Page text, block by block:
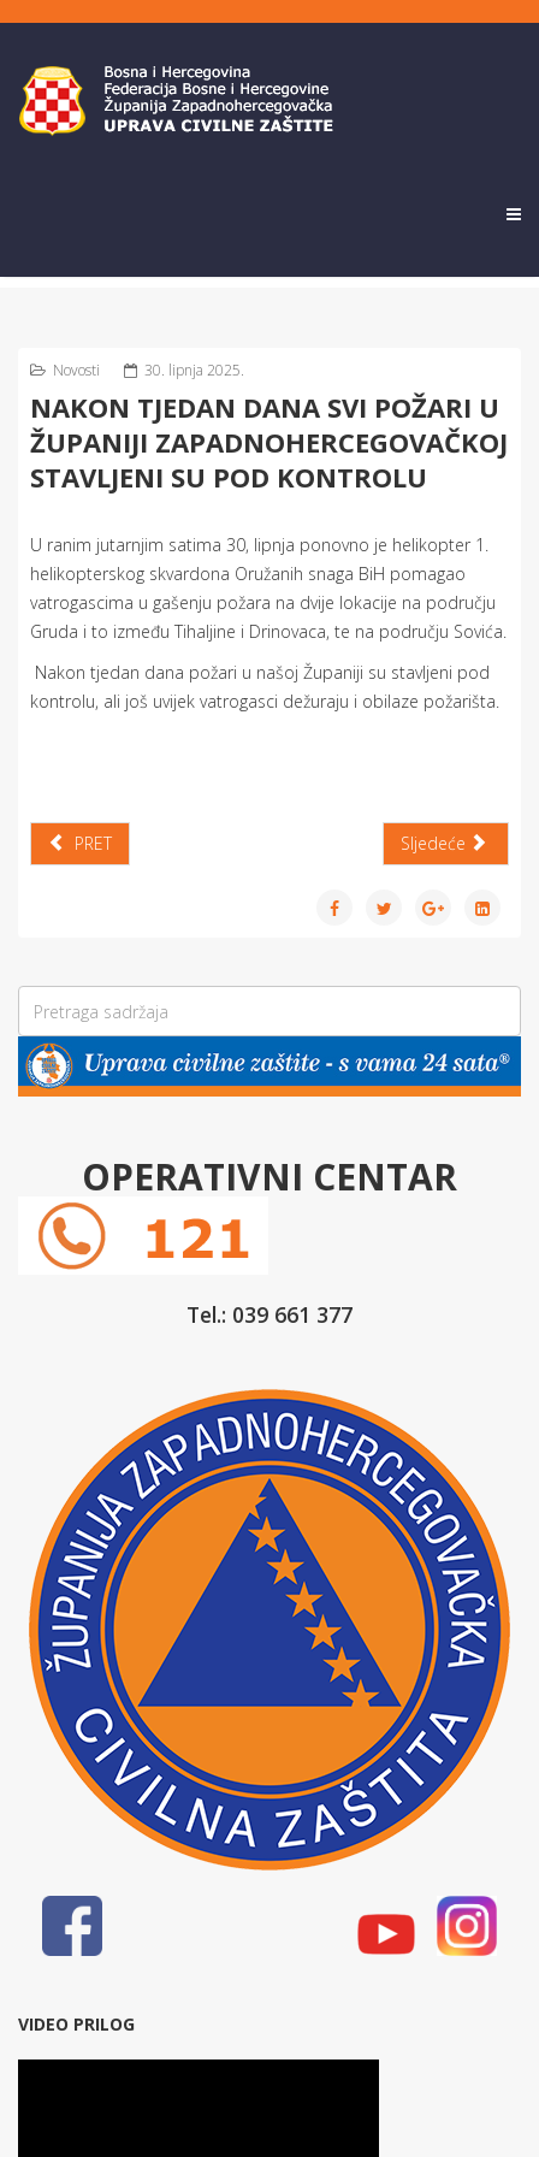
Novosti 30. lipnja 2025.
NAKON TJEDAN DANA SVI POŽARI U
ŽUPANIJI ZAPADNOHERCEGOVAČKOJ
STAVLJENI SU POD KONTROLU
U ranim jutarnjim satima 30, lipnja ponovno je helikopter 1.
helikopterskog skvardona Oružanih snaga BiH pomagao
vatrogascima u gašenju požara na dvije lokacije na području
Gruda i to između Tihaljine i Drinovaca, te na području Sovića.
Nakon tjedan dana požari u našoj Županiji su stavljeni pod
kontrolu, ali još uvijek vatrogasci dežuraju i obilaze požarišta.
PRET Sljedeće
OPERATIVNI CENTAR
Tel.: 039 661 377
VIDEO PRILOG